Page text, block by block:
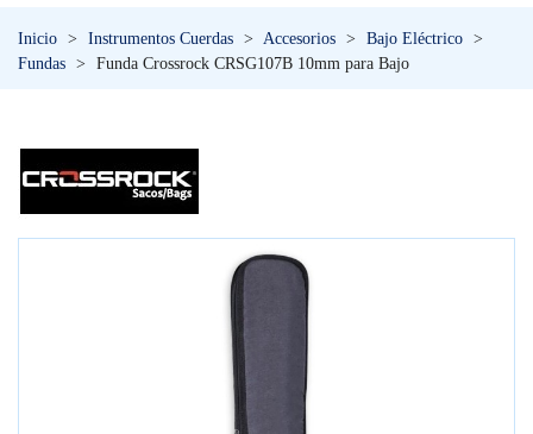
Inicio > Instrumentos Cuerdas > Accesorios > Bajo Eléctrico >
Fundas > Funda Crossrock CRSG107B 10mm para Bajo